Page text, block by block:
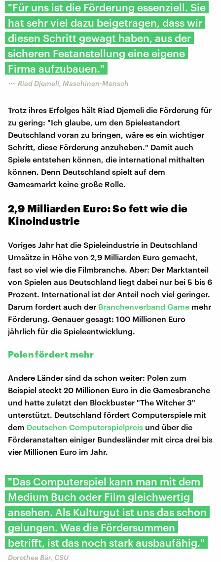
"Für uns ist die Förderung essenziell. Sie
hat sehr viel dazu beigetragen, dass wir
diesen Schritt gewagt haben, aus der
sicheren Festanstellung eine eigene
Firma aufzubauen."
Riad Djemeli, Maschinen-Mensch
Trotz ihres Erfolges hält Riad Djemeli die Förderung für
zu gering: "Ich glaube, um den Spielestandort
Deutschland voran zu bringen, wäre es ein wichtiger
Schritt, diese Förderung anzuheben." Damit auch
Spiele entstehen können, die international mithalten
können. Denn Deutschland spielt auf dem
Gamesmarkt keine große Rolle.
2,9 Milliarden Euro: So fett wie die
Kinoindustrie
Voriges Jahr hat die Spieleindustrie in Deutschland
Umsätze in Höhe von 2,9 Milliarden Euro gemacht,
fast so viel wie die Filmbranche. Aber: Der Marktanteil
von Spielen aus Deutschland liegt dabei nur bei 5 bis 6
Prozent. International ist der Anteil noch viel geringer.
Darum fordert auch der Branchenverband Game mehr
Förderung. Genauer gesagt: 100 Millionen Euro
jährlich für die Spieleentwicklung.
Polen fördert mehr
Andere Länder sind da schon weiter: Polen zum
Beispiel steckt 20 Millionen Euro in die Gamesbranche
und hatte zuletzt den Blockbuster "The Witcher 3"
unterstützt. Deutschland fördert Computerspiele mit
dem Deutschen Computerspielpreis und über die
Förderanstalten einiger Bundesländer mit circa drei bis
vier Millionen Euro im Jahr.
"Das Computerspiel kann man mit dem
Medium Buch oder Film gleichwertig
ansehen. Als Kulturgut ist uns das schon
gelungen. Was die Fördersummen
betrifft, ist das noch stark ausbaufähig."
Dorothee Bär, CSU